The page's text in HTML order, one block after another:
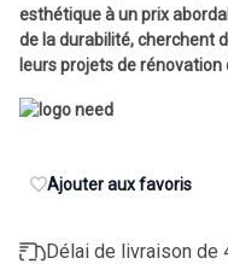
esthétique à un prix
de la durabilité, cherchent
leurs projets de
Ajouter aux favoris
Délai de livraison de